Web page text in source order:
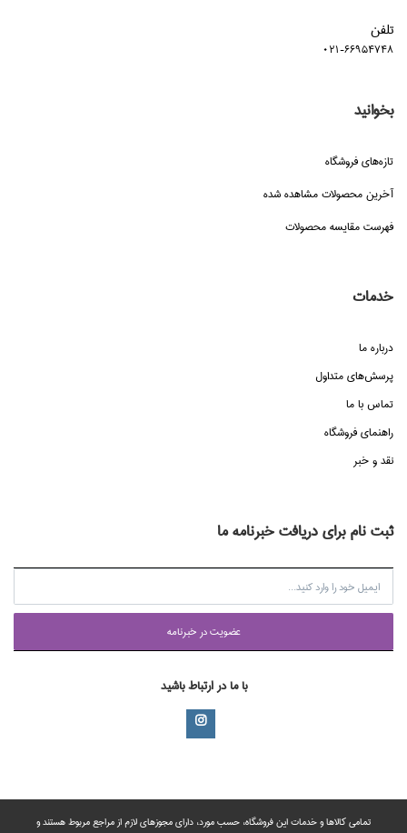
تلفن
021-66954748
بخوانید
تازه‌هاي فروشگاه
آخرین محصولات مشاهده شده
فهرست مقایسه محصولات
خدمات
درباره ما
پرسش‌هاي متداول
تماس با ما
راهنماي فروشگاه
نقد و خبر
ثبت نام برای دریافت خبرنامه ما
عضويت در خبرنامه
با ما در ارتباط باشید
تمامی‌ کالاها و خدمات این فروشگاه، حسب مورد،‌ دارای مجوزهای لازم از مراجع مربوط هستند ‌و‌‌